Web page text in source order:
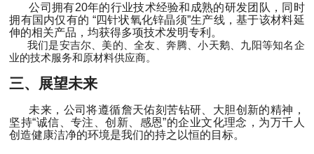
公司拥有20年的行业技术经验和成熟的研发团队，同时
拥有国内仅有的 “四针状氧化锌晶须”生产线，基于该材料延
伸的相关产品，均获得多项技术发明专利。
我们是安吉尔、美的、全友、奔腾、小天鹅、九阳等知名企
业的技术服务和原材料供应商。
三、展望未来
未来，公司将遵循詹天佑刻苦钻研、大胆创新的精神，
坚持“诚信、专注、创新、感恩”的企业文化理念，为万千人
创造健康洁净的环境是我们的持之以恒的目标。